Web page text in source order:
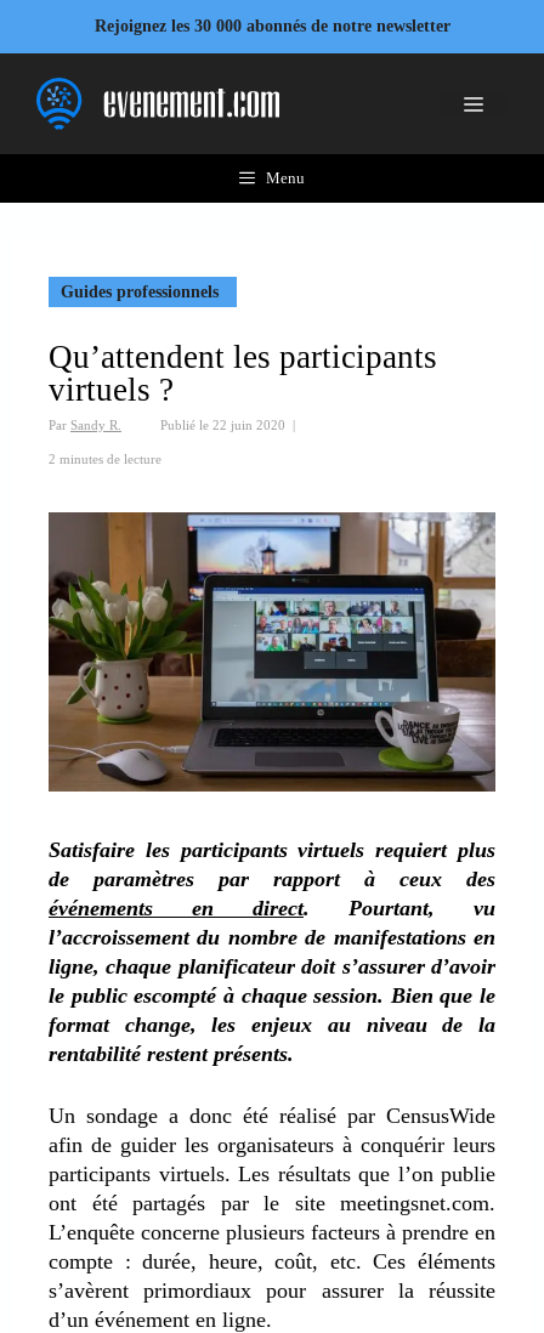
contenu
Rejoignez les 30 000 abonnés de notre newsletter
Menu
Menu
Guides professionnels
Qu’attendent les participants
virtuels ?
Par Sandy R. Publié le 22 juin 2020 |
2 minutes de lecture
Satisfaire les participants virtuels requiert plus
de paramètres par rapport à ceux des
événements en direct. Pourtant, vu
l’accroissement du nombre de manifestations en
ligne, chaque planificateur doit s’assurer d’avoir
le public escompté à chaque session. Bien que le
format change, les enjeux au niveau de la
rentabilité restent présents.
Un sondage a donc été réalisé par CensusWide
afin de guider les organisateurs à conquérir leurs
participants virtuels. Les résultats que l’on publie
ont été partagés par le site meetingsnet.com.
L’enquête concerne plusieurs facteurs à prendre en
compte : durée, heure, coût, etc. Ces éléments
s’avèrent primordiaux pour assurer la réussite
d’un événement en ligne.